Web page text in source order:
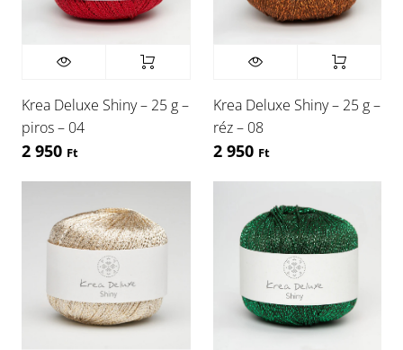
Krea Deluxe Shiny – 25 g –
piros – 04
2 950 Ft
Krea Deluxe Shiny – 25 g –
réz – 08
2 950 Ft